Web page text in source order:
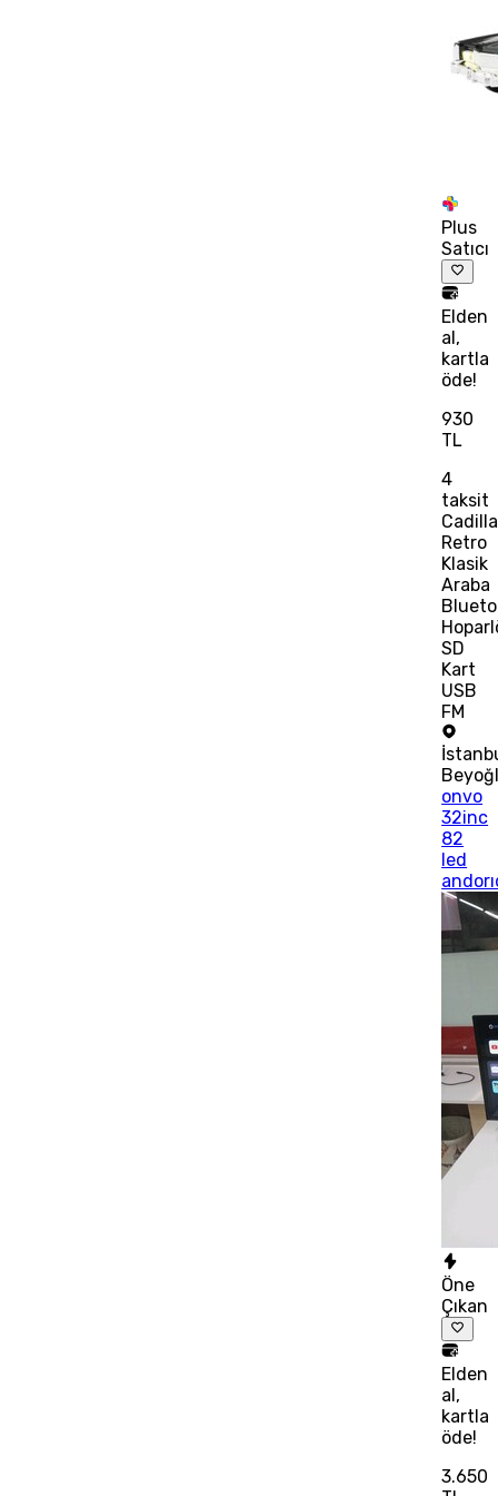
Plus
Satıcı
Elden
al,
kartla
öde!
930
TL
4
taksit
Retro
Klasik
Araba
SD
Kart
USB
FM
onvo
32inc
82
led
Öne
Çıkan
Elden
al,
kartla
öde!
3.650